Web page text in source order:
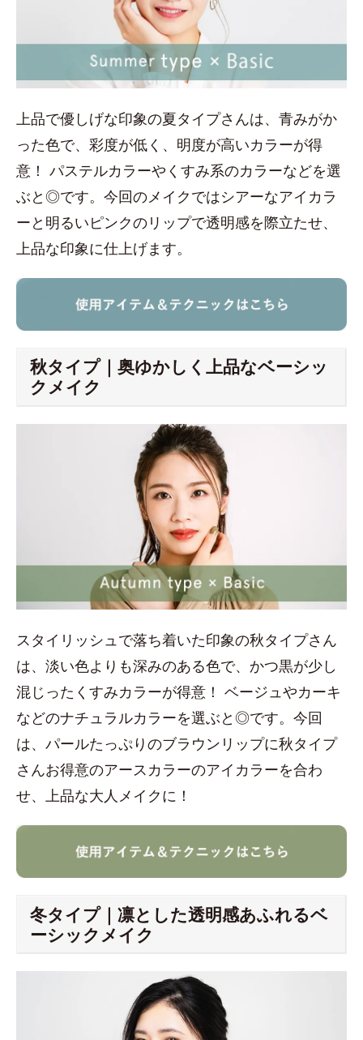
上品で優しげな印象の夏タイプさんは、青みがか
った色で、彩度が低く、明度が高いカラーが得
意！ パステルカラーやくすみ系のカラーなどを選
ぶと◎です。今回のメイクではシアーなアイカラ
ーと明るいピンクのリップで透明感を際立たせ、
上品な印象に仕上げます。
秋タイプ｜奥ゆかしく上品なベーシッ
クメイク
スタイリッシュで落ち着いた印象の秋タイプさん
は、淡い色よりも深みのある色で、かつ黒が少し
混じったくすみカラーが得意！ ベージュやカーキ
などのナチュラルカラーを選ぶと◎です。今回
は、パールたっぷりのブラウンリップに秋タイプ
さんお得意のアースカラーのアイカラーを合わ
せ、上品な大人メイクに！
冬タイプ｜凛とした透明感あふれるベ
ーシックメイク